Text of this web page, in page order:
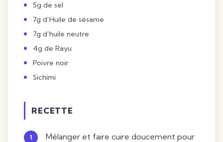
5g de sel
7g d’Huile de sésame
7g d’huile neutre
4g de Rayu
Poivre noir
Sichimi
RECETTE
Mélanger et faire cuire doucement pour